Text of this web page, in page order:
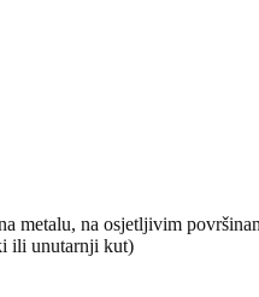
metalu, na osjetljivim
ili unutarnji kut)